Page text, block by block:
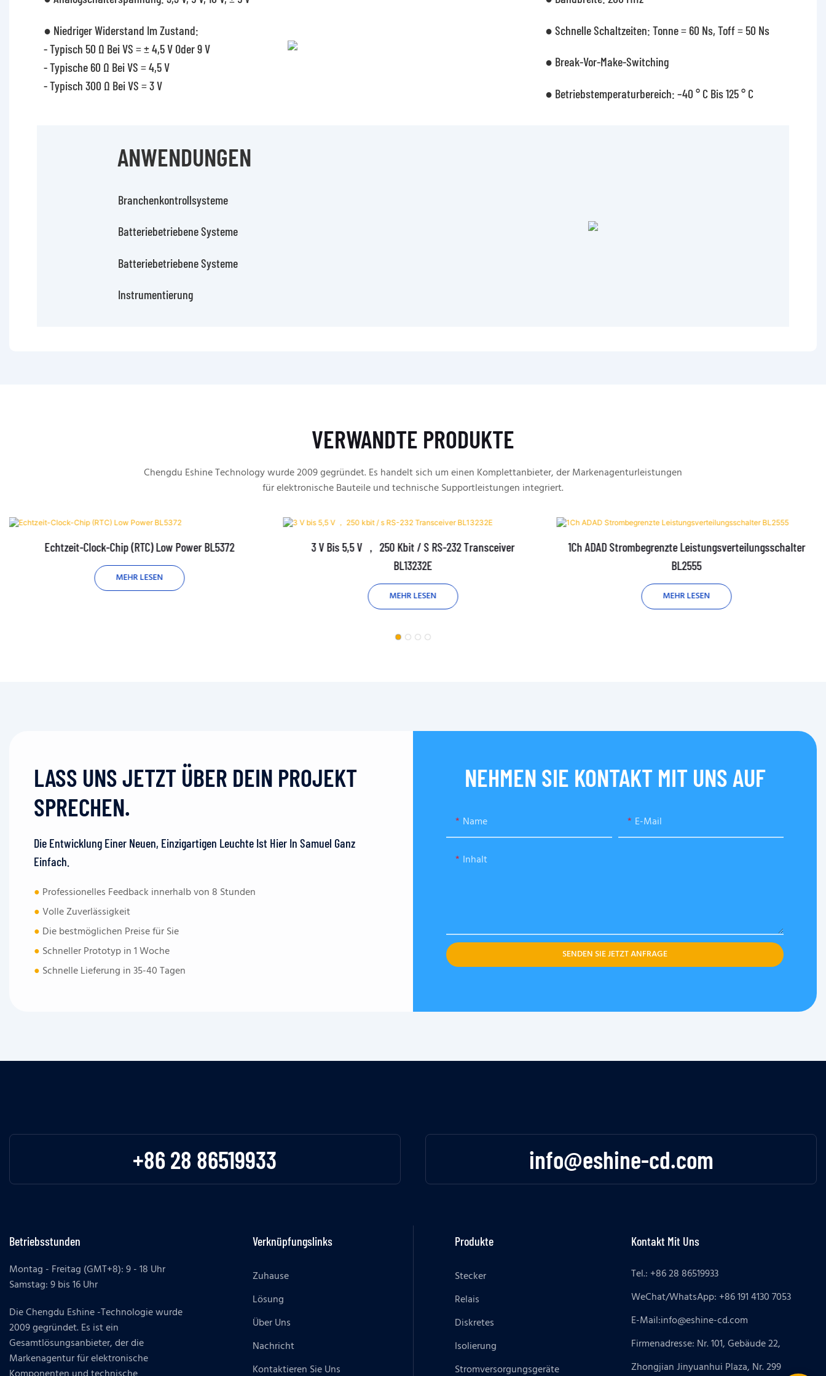
● Niedriger Widerstand Im Zustand:
- Typisch 50 Ω Bei VS = ± 4,5 V Oder 9 V
- Typische 60 Ω Bei VS = 4,5 V
- Typisch 300 Ω Bei VS = 3 V
● Schnelle Schaltzeiten: Tonne = 60 Ns, Toff = 50 Ns
● Break-Vor-Make-Switching
● Betriebstemperaturbereich: –40 ° C Bis 125 ° C
ANWENDUNGEN
Branchenkontrollsysteme
Batteriebetriebene Systeme
Batteriebetriebene Systeme
Instrumentierung
VERWANDTE PRODUKTE
Chengdu Eshine Technology wurde 2009 gegründet. Es handelt sich um einen Komplettanbieter, der Markenagenturleistungen
für elektronische Bauteile und technische Supportleistungen integriert.
Echtzeit-Clock-Chip (RTC) Low Power BL5372
MEHR LESEN
3 V Bis 5,5 V ， 250 Kbit / S RS-232 Transceiver
BL13232E
MEHR LESEN
1Ch ADAD Strombegrenzte Leistungsverteilungsschalter
BL2555
MEHR LESEN
LASS UNS JETZT ÜBER DEIN PROJEKT
SPRECHEN.
Die Entwicklung Einer Neuen, Einzigartigen Leuchte Ist Hier In Samuel Ganz
Einfach.
● Professionelles Feedback innerhalb von 8 Stunden
●Volle Zuverlässigkeit
● Die bestmöglichen Preise für Sie
● Schneller Prototyp in 1 Woche
● Schnelle Lieferung in 35-40 Tagen
NEHMEN SIE KONTAKT MIT UNS AUF
Name E-Mail
Inhalt
SENDEN SIE JETZT ANFRAGE
+86 28 86519933 info@eshine-cd.com
Betriebsstunden
Montag - Freitag (GMT+8): 9 - 18 Uhr
Samstag: 9 bis 16 Uhr
Die Chengdu Eshine -Technologie wurde
2009 gegründet. Es ist ein
Gesamtlösungsanbieter, der die
Markenagentur für elektronische
Verknüpfungslinks
Zuhause
Lösung
Über Uns
Nachricht
Kontaktieren Sie Uns
Produkte
Stecker
Relais
Diskretes
Isolierung
Stromversorgungsgeräte
Kontakt Mit Uns
Tel.: +86 28 86519933
WeChat/WhatsApp: +86 191 4130 7053
E-Mail:info@eshine-cd.com
Firmenadresse: Nr. 101, Gebäude 22,
Zhongjian Jinyuanhui Plaza, Nr. 299